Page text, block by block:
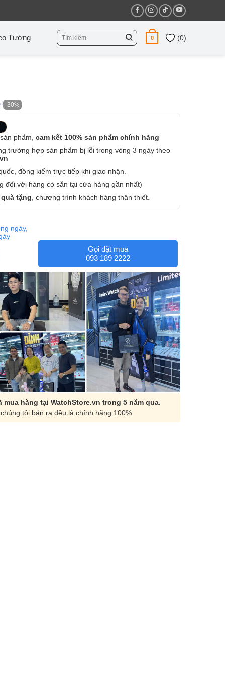
Tường
Tìm
kiếm:
0 (0)
-30%
phẩm, cam kết 100% sản phẩm chính hãng
trường hợp sản phẩm bị lỗi trong vòng 3 ngày theo
đồng kiểm trực tiếp khi giao nhận.
đối với hàng có sẵn tại cửa hàng gần nhất)
tặng , chương trình khách hàng thân thiết.
ngày,
Gọi đặt mua
093 189 2222
mua hàng tại WatchStore.vn trong 5 năm qua.
tôi bán ra đều là chính hãng 100%